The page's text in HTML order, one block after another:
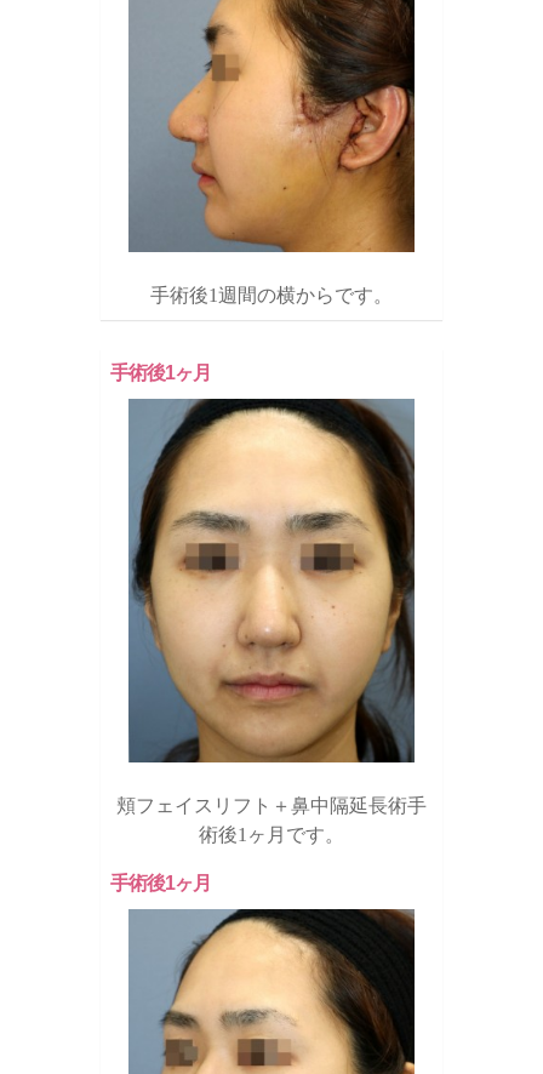
手術後1週間の横からです。
手術後1ヶ月
頬フェイスリフト＋鼻中隔延長術手
術後1ヶ月です。
手術後1ヶ月